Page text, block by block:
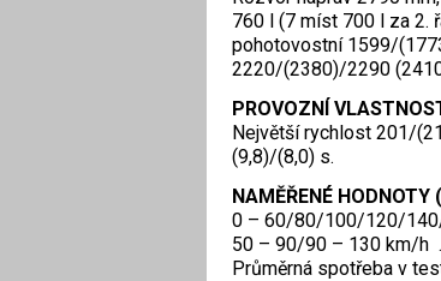
760 l (7 míst 700 l za 2.
pohotovostní 1599/
2220/(2380)/2290
PROVOZNÍ
Největší rychlost 201/
(9,8)/(8,0) s.
NAMĚŘENÉ HODNOTY
0 – 60/80/100/120/
50 – 90/90 – 130 km/h
Průměrná spotřeba v